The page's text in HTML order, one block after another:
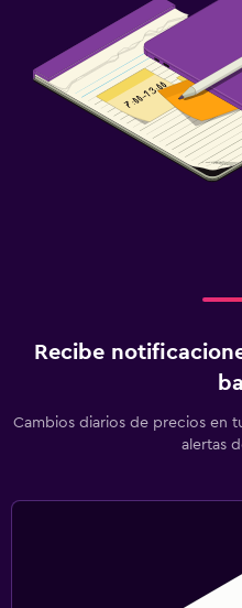
Recibe
Cambios diarios de precios en
alertas